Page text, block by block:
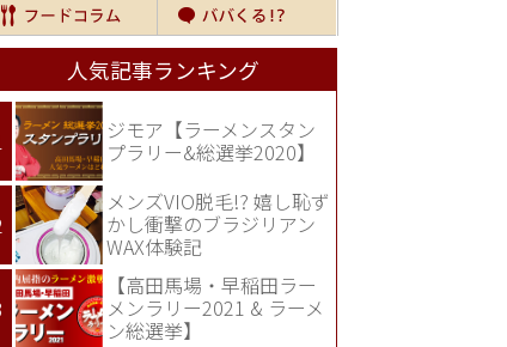
人気記事ランキング
ジモア【ラーメンスタン
プラリー&総選挙2020】
メンズVIO脱毛!? 嬉し恥ず
かし衝撃のブラジリアン
WAX体験記
【高田馬場・早稲田ラー
メンラリー2021 & ラーメ
ン総選挙】